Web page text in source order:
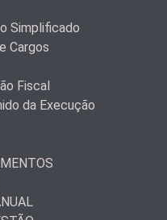
Simplificado
Cargos
Fiscal
da Execução